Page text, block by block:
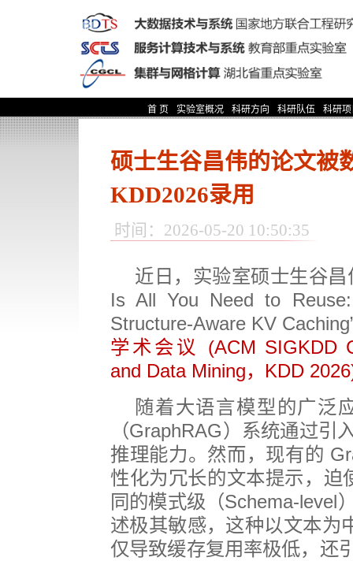
首 页 实验室概况 科研方向 科研队伍 科研
硕士生谷昌伟的论文被
KDD2026录用
时间：2026-05-20 10:50:35
近日，实验室硕士生谷
Is All You Need to
Structure-Aware KV
学术会议 (ACM SIGKDD
and Data Mining， KDD
随着大语言模型的广泛
（GraphRAG）系统通过引
推理能力。然而，现有的
性化为冗长的文本提示，迫
同的模式级（Schema-level
述极其敏感，这种以文本为
仅导致缓存复用率极低，还